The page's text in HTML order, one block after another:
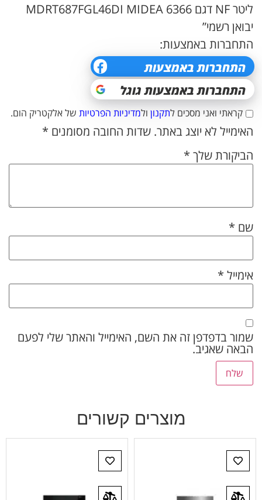
ליטר NF דגם MDRT687FGL46DI MIDEA 6366
יבואן רשמי”
התחברות באמצעות:
קראתי ואני מסכים לתקנון ולמדיניות הפרטיות של אלקטריק הום.
האימייל לא יוצג באתר. שדות החובה מסומנים *
הביקורת שלך *
שם *
אימייל *
שמור בדפדפן זה את השם, האימייל והאתר שלי לפעם
הבאה שאגיב.
מוצרים קשורים